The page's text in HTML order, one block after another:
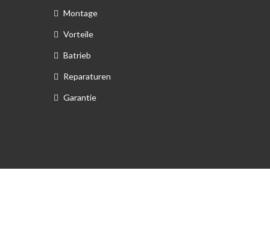
Montage
Vorteile
Batrieb
Reparaturen
Garantie